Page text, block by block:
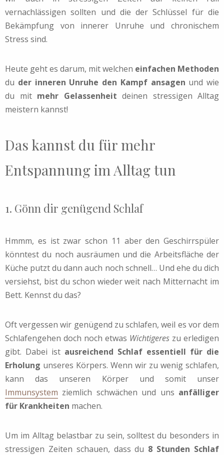
vernachlässigen sollten und die der Schlüssel für die
Bekämpfung von innerer Unruhe und chronischem
Stress sind.
Heute geht es darum, mit welchen einfachen Methoden
du der inneren Unruhe den Kampf ansagen und wie
du mit mehr Gelassenheit deinen stressigen Alltag
meistern kannst!
Das kannst du für mehr
Entspannung im Alltag tun
1. Gönn dir genügend Schlaf
Hmmm, es ist zwar schon 11 aber den Geschirrspüler
könntest du noch ausräumen und die Arbeitsfläche der
Küche putzt du dann auch noch schnell… Und ehe du dich
versiehst, bist du schon wieder weit nach Mitternacht im
Bett. Kennst du das?
Oft vergessen wir genügend zu schlafen, weil es vor dem
Schlafengehen doch noch etwas Wichtigeres zu erledigen
gibt. Dabei ist ausreichend Schlaf essentiell für die
Erholung unseres Körpers. Wenn wir zu wenig schlafen,
kann das unseren Körper und somit unser
Immunsystem ziemlich schwächen und uns anfälliger
für Krankheiten machen.
Um im Alltag belastbar zu sein, solltest du besonders in
stressigen Zeiten schauen, dass du 8 Stunden Schlaf